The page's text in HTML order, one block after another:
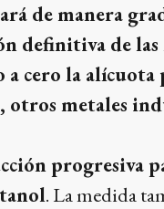
de manera
definitiva de
a cero la
otros metales
progresiva
. La medida